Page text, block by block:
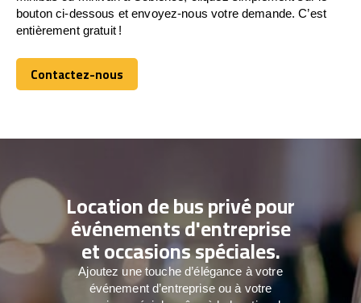
bouton ci-dessous et envoyez-nous votre demande. C’est
entièrement gratuit !
Contactez-nous
Contactez-nous
Location de bus privé pour
événements d'entreprise
et occasions spéciales.
Ajoutez une touche d’élégance à votre
événement d’entreprise ou à votre